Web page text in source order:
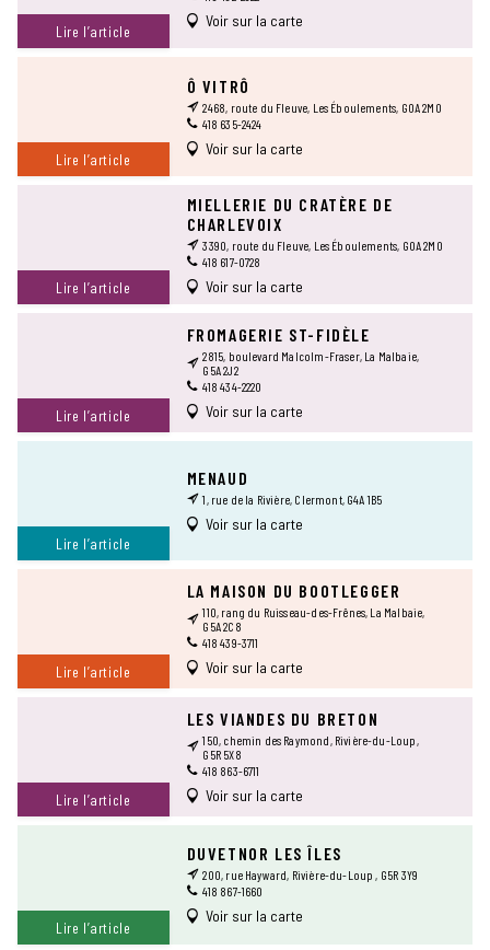
Lire l’article
Voir sur la carte
Lire l’article
Ô VITRÔ
2468, route du Fleuve, Les Éboulements, G0A 2M0
418 635-2424
Voir sur la carte
Lire l’article
MIELLERIE DU CRATÈRE DE
CHARLEVOIX
3390, route du Fleuve, Les Éboulements, G0A 2M0
418 617-0728
Voir sur la carte
Lire l’article
FROMAGERIE ST-FIDÈLE
2815, boulevard Malcolm-Fraser, La Malbaie,
G5A 2J2
418 434-2220
Voir sur la carte
Lire l’article
MENAUD
1, rue de la Rivière, Clermont, G4A 1B5
Voir sur la carte
Lire l’article
LA MAISON DU BOOTLEGGER
110, rang du Ruisseau-des-Frênes, La Malbaie,
G5A 2C8
418 439-3711
Voir sur la carte
Lire l’article
LES VIANDES DU BRETON
150, chemin des Raymond, Rivière-du-Loup,
G5R 5X8
418 863-6711
Voir sur la carte
Lire l’article
DUVETNOR LES ÎLES
200, rue Hayward, Rivière-du-Loup , G5R 3Y9
418 867-1660
Voir sur la carte